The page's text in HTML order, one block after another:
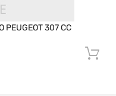
PEUGEOT 307 CC